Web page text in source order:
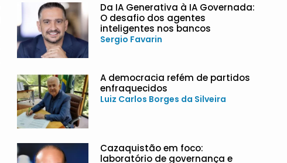
Da IA Generativa à IA Governada:
O desafio dos agentes
inteligentes nos bancos
Sergio Favarin
A democracia refém de partidos
enfraquecidos
Luiz Carlos Borges da Silveira
Cazaquistão em foco:
laboratório de governança e